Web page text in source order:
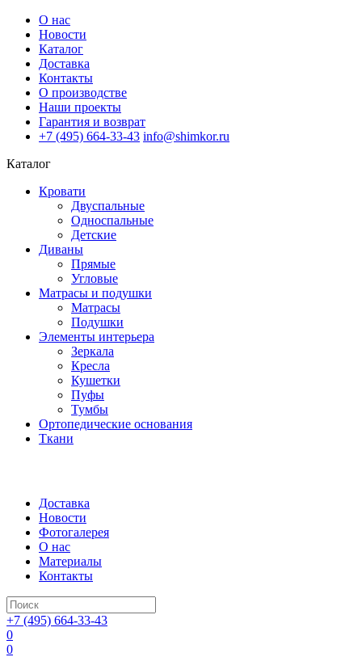
О нас
Новости
Каталог
Доставка
Контакты
О производстве
Наши проекты
Гарантия и возврат
+7 (495) 664-33-43 info@shimkor.ru
Каталог
Кровати
Двуспальные
Односпальные
Детские
Диваны
Прямые
Угловые
Матрасы и подушки
Матрасы
Подушки
Элементы интерьера
Зеркала
Кресла
Кушетки
Пуфы
Тумбы
Ортопедические основания
Ткани
Доставка
Новости
Фотогалерея
О нас
Материалы
Контакты
+7 (495) 664-33-43
0
0